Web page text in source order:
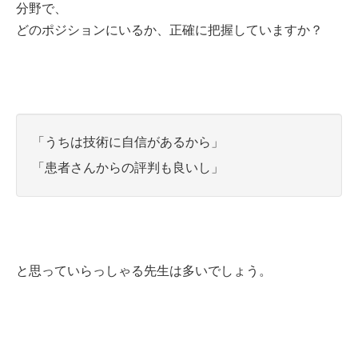
分野で、
どのポジションにいるか、正確に把握していますか？
「うちは技術に自信があるから」
「患者さんからの評判も良いし」
と思っていらっしゃる先生は多いでしょう。